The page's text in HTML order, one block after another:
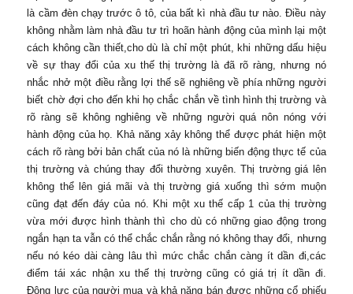
là cầm đèn chạy trước ô tô, của bất kì nhà đầu tư nào. Điều này
không nhằm làm nhà đầu tư trì hoãn hành động của mình lại một
cách không cần thiết,cho dù là chỉ một phút, khi những dấu hiệu
về sự thay đổi của xu thế thị trường là đã rõ ràng, nhưng nó
nhắc nhở một điều rằng lợi thế sẽ nghiêng về phía những người
biết chờ đợi cho đến khi họ chắc chắn về tình hình thị trường và
rõ ràng sẽ không nghiêng về những người quá nôn nóng với
hành động của họ. Khả năng xảy không thể được phát hiện một
cách rõ ràng bởi bản chất của nó là những biến động thực tế của
thị trường và chúng thay đổi thường xuyên. Thị trường giá lên
không thể lên giá mãi và thị trường giá xuống thì sớm muộn
cũng đạt đến đáy của nó. Khi một xu thế cấp 1 của thị trường
vừa mới được hình thành thì cho dù có những giao động trong
ngắn hạn ta vẫn có thể chắc chắn rằng nó không thay đổi, nhưng
nếu nó kéo dài càng lâu thì mức chắc chắn càng ít dần đi,các
điểm tái xác nhận xu thế thị trường cũng có giá trị ít dần đi.
Động lực của người mua và khả năng bán được những cổ phiếu